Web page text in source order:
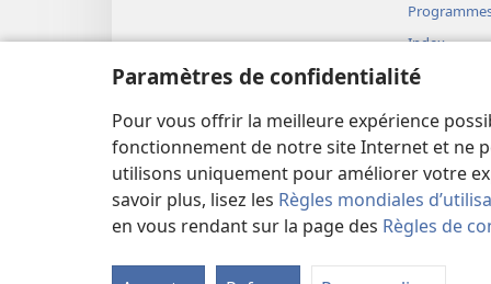
Paramètres de confidentialité
Pour vous offrir la meilleure expérience
fonctionnement de notre site Internet et ne
utilisons uniquement pour améliorer votre
savoir plus, lisez les Règles mondiales
en vous rendant sur la page des Règles de
des enfants. Tu désireras
dominera. »
17 Et à Adam* il dit : «
femme et que tu as mangé
t’avais donné cet ordre + : “Tu
maudit à cause de toi + .
nourriture *tous les jours de
Index
JW
Musique
© 2026 Watch Tower Bible and Tract